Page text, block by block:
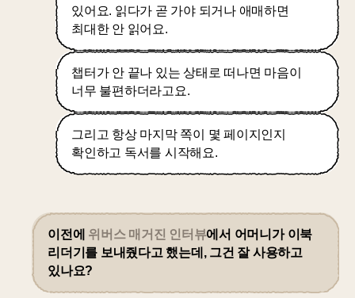
있어요. 읽다가 곧 가야 되거나 애매하면
최대한 안 읽어요.
챕터가 안 끝나 있는 상태로 떠나면 마음이
너무 불편하더라고요.
그리고 항상 마지막 쪽이 몇 페이지인지
확인하고 독서를 시작해요.
이전에 위버스 매거진 인터뷰에서 어머니가 이북
리더기를 보내줬다고 했는데, 그건 잘 사용하고
있나요?